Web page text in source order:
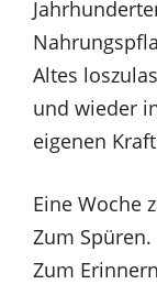
Altes
und wieder
eigenen
Eine Woche
Zum Spüren.
Zum